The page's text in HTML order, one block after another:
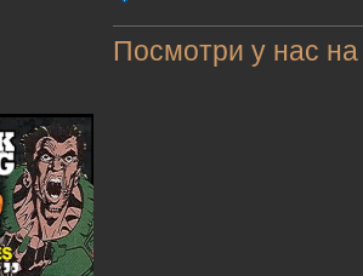
Посмотри у нас